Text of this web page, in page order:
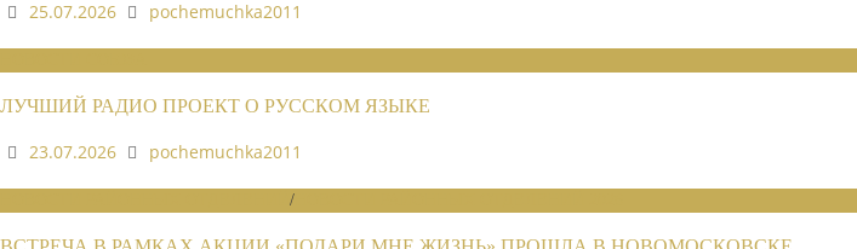
25.07.2026
pochemuchka2011
ЛУЧШИЙ РАДИО ПРОЕКТ О РУССКОМ ЯЗЫКЕ
23.07.2026
pochemuchka2011
/